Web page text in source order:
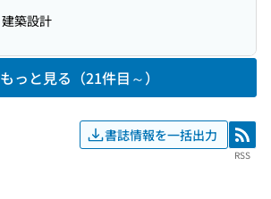
建築設計
もっと見る（21件目～）
書誌情報を一括出力 RSS
RSS